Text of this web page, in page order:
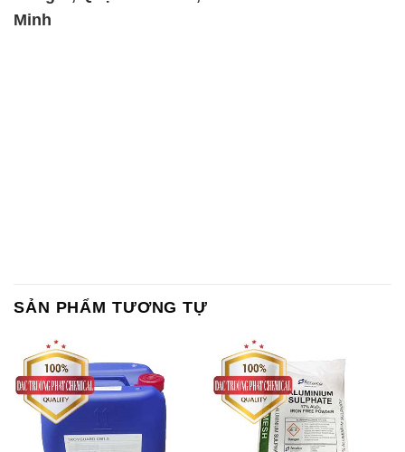
Minh
SẢN PHẨM TƯƠNG TỰ